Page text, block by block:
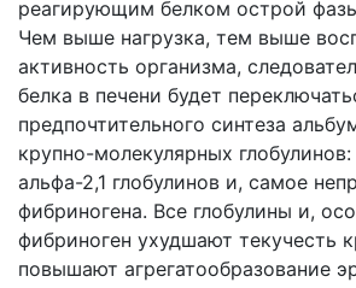
реагирующим белком острой
Чем выше нагрузка, тем выше
активность организма,
белка в печени будет
предпочтительного синтеза
крупно-молекулярных
альфа-2,1 глобулинов и, самое
фибриногена. Все глобулины и,
фибриноген ухудшают текучесть
повышают агрегатообразование